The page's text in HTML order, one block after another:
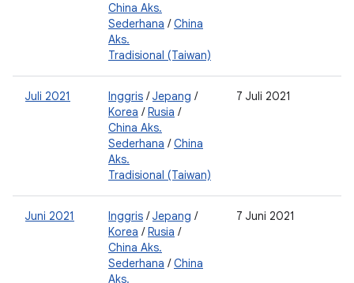
China Aks.
Sederhana /China
Aks.
Tradisional (Taiwan)
Juli 2021 Inggris /Jepang /
Korea /Rusia /
China Aks.
Sederhana /China
Aks.
Tradisional (Taiwan)
7 Juli 2021
Juni 2021 Inggris /Jepang /
Korea /Rusia /
China Aks.
Sederhana /China
Aks.
7 Juni 2021